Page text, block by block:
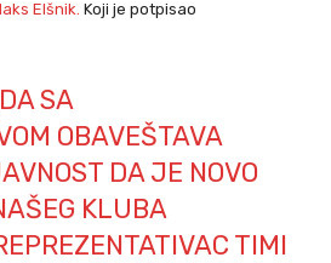
Elšnik. Koji je potpisao
SA
OBAVEŠTAVA
DA JE NOVO
KLUBA
TIMI